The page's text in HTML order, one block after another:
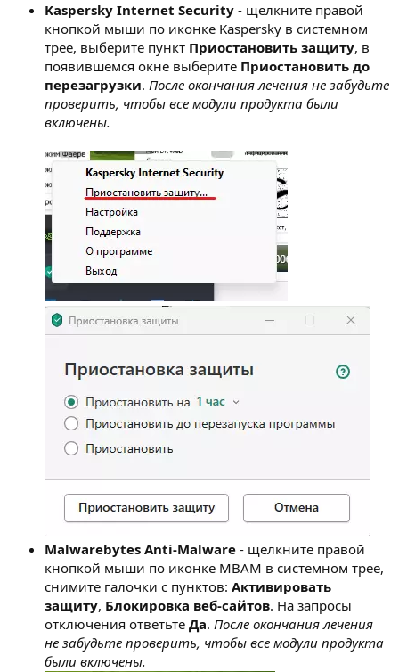
Kaspersky Internet Security - щелкните правой
кнопкой мыши по иконке Kaspersky в системном
трее, выберите пункт Приостановить защиту, в
появившемся окне выберите Приостановить до
перезагрузки. После окончания лечения не забудьте
проверить, чтобы все модули продукта были
включены.
Malwarebytes Anti-Malware - щелкните правой
кнопкой мыши по иконке MBAM в системном трее,
снимите галочки с пунктов: Активировать
защиту, Блокировка веб-сайтов. На запросы
отключения ответьте Да. После окончания лечения
не забудьте проверить, чтобы все модули продукта
были включены.